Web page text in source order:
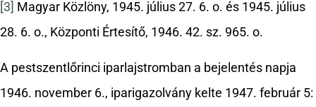
[3]
Magyar Közlöny, 1945. július 27. 6. o. és 1945. július
28. 6. o., Központi Értesítő, 1946. 42. sz. 965. o.
A pestszentlőrinci iparlajstromban a bejelentés napja
1946. november 6., iparigazolvány kelte 1947. február 5: